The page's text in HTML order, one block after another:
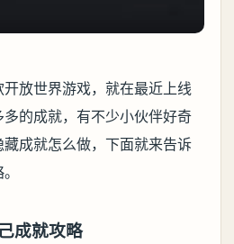
放世界游戏，就在最近上线
的成就，有不少小伙伴好奇
成就怎么做，下面就来告诉
成就攻略